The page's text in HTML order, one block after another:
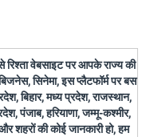
वेबसाइट पर आपके राज्य की
सिनेमा, इस प्लैटफॉर्म पर बस
बिहार, मध्य प्रदेश, राजस्थान,
पंजाब, हरियाणा, जम्मू-कश्मीर,
शहरों की कोई जानकारी हो, हम